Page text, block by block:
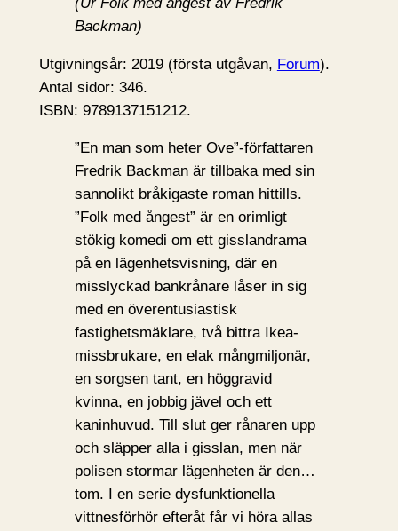
Backman)
Utgivningsår: 2019 (första utgåvan, Forum).
Antal sidor: 346.
ISBN: 9789137151212.
”En man som heter Ove”-författaren
Fredrik Backman är tillbaka med sin
sannolikt bråkigaste roman hittills.
”Folk med ångest” är en orimligt
stökig komedi om ett gisslandrama
på en lägenhetsvisning, där en
misslyckad bankrånare låser in sig
med en överentusiastisk
fastighetsmäklare, två bittra Ikea-
missbrukare, en elak mångmiljonär,
en sorgsen tant, en höggravid
kvinna, en jobbig jävel och ett
kaninhuvud. Till slut ger rånaren upp
och släpper alla i gisslan, men när
polisen stormar lägenheten är den…
tom. I en serie dysfunktionella
vittnesförhör efteråt får vi höra allas